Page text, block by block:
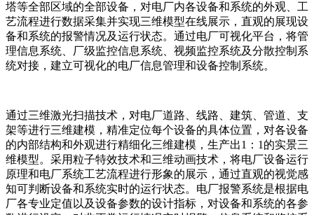
塔等全部区域的全部设备，对电厂内各设备和系统的外观、工
艺流程进行数据采集并实现三维模型在线展示，直观的展现设
备和系统的报警情况及运行状态。通过电厂可视化平台，将管
理信息系统、厂级监控信息系统、视频监控系统及分散控制系
统对接，建立可视化的电厂信息管理和设备控制系统。
通过三维激光扫描技术，对电厂道路、线路、建筑、管道、支
架等进行三维建模，精准定位每个设备的具体位置，对各设备
的内部结构和外观进行精细化三维建模，生产出1：1的实景三
维模型。采用粒子特效技术和三维动画技术，将电厂设备运行
原理和电厂系统工艺流程进行形象的展示，通过直观的视觉感
知可判断设备和系统实时的运行状态。电厂报警系统是根据电
厂各专业定值以及设备参数的设计指标，对设备和系统的各参